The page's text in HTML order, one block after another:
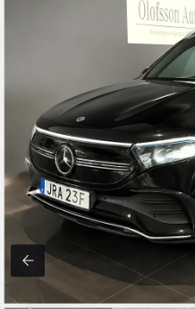
MÅNADSKOSTNAD
Beräkningen är ungefärlig och
avbetalningstid och ränta.